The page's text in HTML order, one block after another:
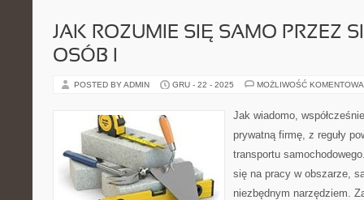
JAK ROZUMIE SIĘ SAMO PRZEZ
OSÓB I
POSTED BY ADMIN GRU - 22 - 2025 MOŻLIWOŚĆ
Jak wiadomo,
prywatną firmę, z reguły
transportu
się na pracy w obszarze,
niezbędnym narzędziem.